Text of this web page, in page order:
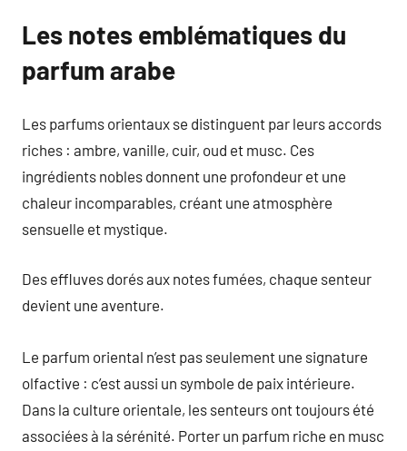
Les notes emblématiques du
parfum arabe
Les parfums orientaux se distinguent par leurs accords
riches : ambre, vanille, cuir, oud et musc. Ces
ingrédients nobles donnent une profondeur et une
chaleur incomparables, créant une atmosphère
sensuelle et mystique.
Des effluves dorés aux notes fumées, chaque senteur
devient une aventure.
Le parfum oriental n’est pas seulement une signature
olfactive : c’est aussi un symbole de paix intérieure.
Dans la culture orientale, les senteurs ont toujours été
associées à la sérénité. Porter un parfum riche en musc